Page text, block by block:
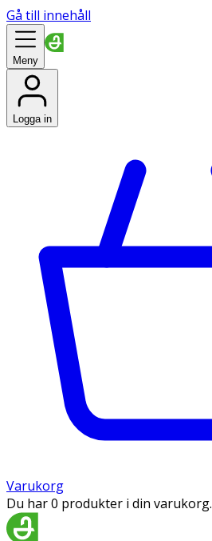
Gå till innehåll
Meny
Logga in
Varukorg
Du har 0 produkter i din varukorg.